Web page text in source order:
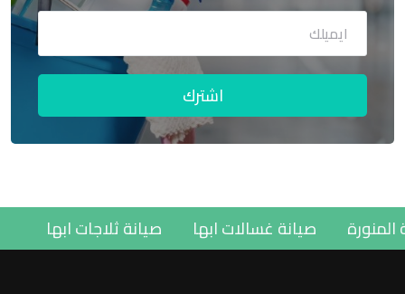
اشترك
المنورة صيانة غسالات ابها صيانة ثلاجات ابها